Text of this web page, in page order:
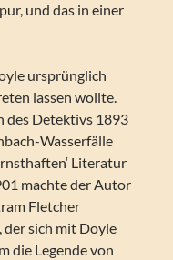
und das in einer
ursprünglich
lassen wollte.
des Detektivs 1893
Wasserfälle
Literatur
machte der Autor
Fletcher
der sich mit Doyle
die Legende von